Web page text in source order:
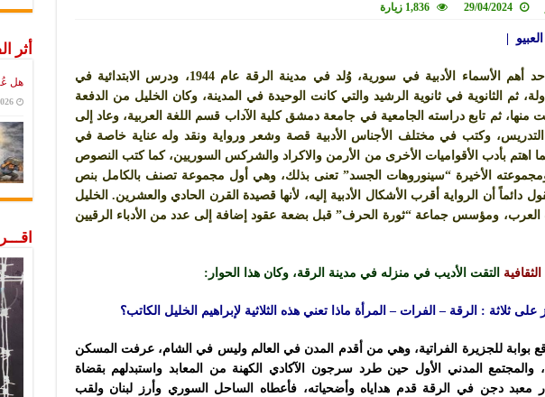
29/04/2024 1,836 زيارة
|
إبراهيم الخليل، أحد أهم الأسماء الأدبية في سورية، وُلد في مدينة الرقة عام 1944، ودرس الابتدائية في
ثم الثانوية في ثانوية الرشيد والتي كانت الوحيدة في المدينة، وكان الخليل من الدفعة
منها، ثم تابع دراسته الجامعية في جامعة دمشق كلية الآداب قسم اللغة العربية، وعاد إلى
وكتب في مختلف الأجناس الأدبية قصة وشعر ورواية ونقد وله عناية خاصة في
اهتم بأدب الأقواميات الأخرى من الأرمن والاكراد والشركس السوريين، كما كتب النصوص
ومجموعته الأخيرة “سينوروهات الجسد” تعنى بذلك، وهي أول مجموعة تصنف بالكامل بنص
دائماً أن الرواية أقرب الأشكال الأدبية إليه، لأنها قصيدة القرن الحادي والعشرين. الخليل
العرب، ومؤسس جماعة “ثورة الحرف” قبل بضعة عقود إضافة إلى عدد من الأدباء الرقيين
التقت الأديب في منزله في مدينة الرقة، وكان هذا الحوار:
ثلاثة : الرقة – الفرات – المرأة ماذا تعني هذه الثلاثية لإبراهيم الخليل الكاتب؟
بوابة للجزيرة الفراتية، وهي من أقدم المدن في العالم وليس في الشام، عرفت المسكن
والمجتمع المدني الأول حين طرد سرجون الآكادي الكهنة من المعابد واستبدلهم بقضاة
معبد دجن في الرقة قدم هداياه وأضحياته، فأعطاه الساحل السوري وأرز لبنان ولقب
أثر
هل